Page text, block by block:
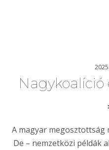
A magyar megosztottság
De – nemzetközi példák